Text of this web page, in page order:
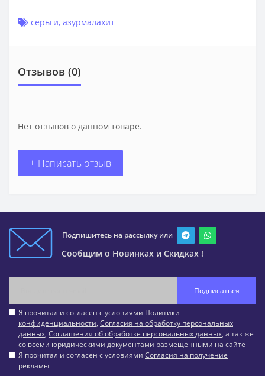
серьги, азурмалахит
Отзывов (0)
Нет отзывов о данном товаре.
+ Написать отзыв
Подпишитесь на рассылку или
Сообщим о Новинках и Скидках !
Подписаться
Я прочитал и согласен с условиями Политики
конфиденциальности, Согласия на обработку персональных
данных, Соглашения об обработке персональных данных, а так же
со всеми юридическими документами размещенными на сайте
Я прочитал и согласен с условиями Согласия на получение
рекламы